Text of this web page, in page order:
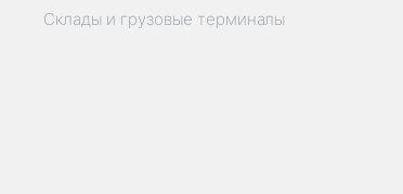
Склады и грузовые терминалы